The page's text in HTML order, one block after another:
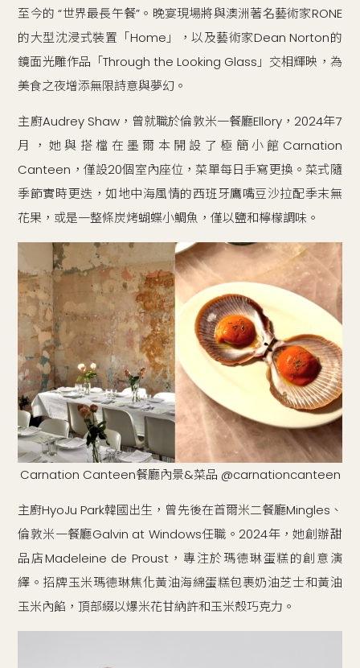
至今的 “世界最長午餐”。晚宴現場將與澳洲著名藝術家RONE
的大型沈浸式裝置「Home」，以及藝術家Dean Norton的
鏡面光雕作品「Through the Looking Glass」交相輝映，為
美食之夜增添無限詩意與夢幻。
主廚Audrey Shaw，曾就職於倫敦米一餐廳Ellory，2024年7
月，她與搭檔在墨爾本開設了極簡小館Carnation
Canteen，僅設20個室內座位，菜單每日手寫更換。菜式隨
季節實時更迭，如地中海風情的西班牙鷹嘴豆沙拉配季末無
花果，或是一整條炭烤蝴蝶小鯛魚，僅以鹽和檸檬調味。
Carnation Canteen餐廳內景&菜品 @carnationcanteen
主廚HyoJu Park韓國出生，曾先後在首爾米二餐廳Mingles、
倫敦米一餐廳Galvin at Windows任職。2024年，她創辦甜
品店Madeleine de Proust，專注於瑪德琳蛋糕的創意演
繹。招牌玉米瑪德琳焦化黃油海綿蛋糕包裹奶油芝士和黃油
玉米內餡，頂部綴以爆米花甘納許和玉米殼巧克力。